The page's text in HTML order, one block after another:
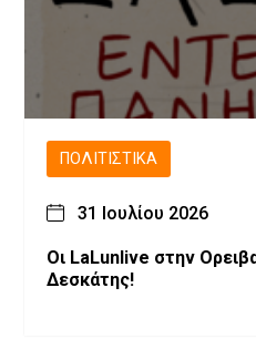
ΠΟΛΙΤΙΣΤΙΚΆ
31 Ιουλίου 2026
Οι LaLunlive στην
Δεσκάτης!